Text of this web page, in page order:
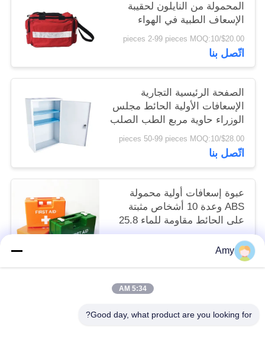
المحمولة من النايلون لحقيبة
الإسعاف الطبية في الهواء
الطلق 45 سم × 31 سم
$20.00/pieces 2-99 pieces MOQ:10
اتّصل بنا
الصفحة الرئيسية التجارية
الإسعافات الأولية الحائط مجلس
الوزراء حاوية مربع الطب الصلب
المعادن
$28.00/pieces 50-99 pieces MOQ:10
اتّصل بنا
عبوة إسعافات أولية محمولة
ABS وعدة 10 أشخاص مثبتة
على الحائط مقاومة للماء 25.8
سم
$7.80/pieces 100-999 pieces MOQ:10
اتّصل بنا
Amy
5:34 AM
Good day, what product are you looking for?